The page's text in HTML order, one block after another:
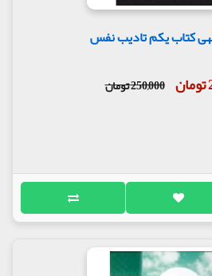
کتاب یکم تادیب نفس
250,000 تومان